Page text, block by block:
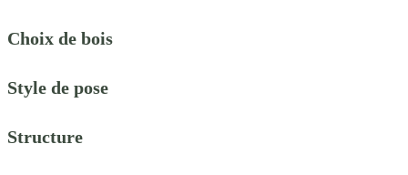
Choix de bois
Style de pose
Structure